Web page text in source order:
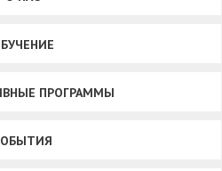
ПРОГРАММЫ